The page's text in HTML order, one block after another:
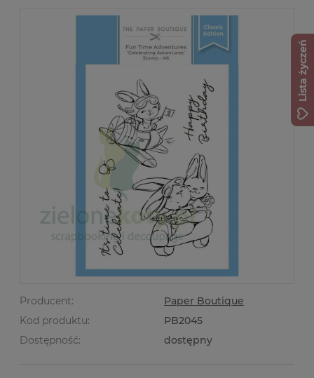
Producent:
Paper Boutique
Kod produktu:
PB2045
Dostępność:
dostępny
Lista życzeń